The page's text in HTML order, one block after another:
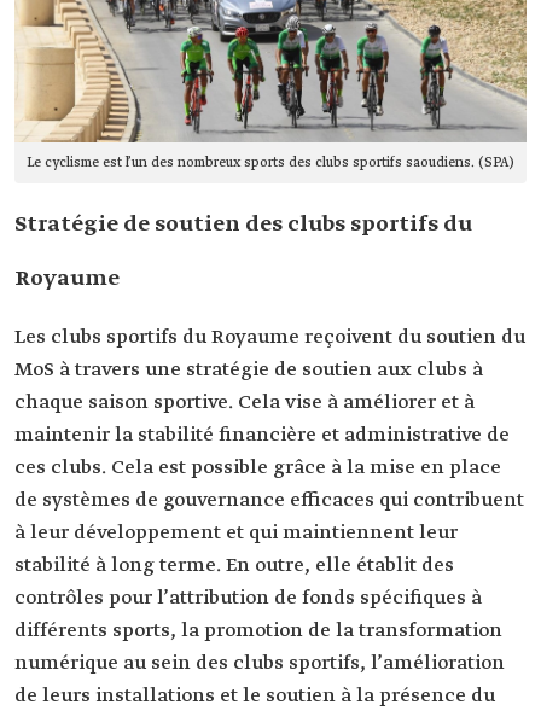
Le cyclisme est l’un des nombreux sports des clubs sportifs saoudiens. (SPA)
Stratégie de soutien des clubs sportifs du
Royaume
Les clubs sportifs du Royaume reçoivent du soutien du
MoS à travers une stratégie de soutien aux clubs à
chaque saison sportive. Cela vise à améliorer et à
maintenir la stabilité financière et administrative de
ces clubs. Cela est possible grâce à la mise en place
de systèmes de gouvernance efficaces qui contribuent
à leur développement et qui maintiennent leur
stabilité à long terme. En outre, elle établit des
contrôles pour l’attribution de fonds spécifiques à
différents sports, la promotion de la transformation
numérique au sein des clubs sportifs, l’amélioration
de leurs installations et le soutien à la présence du